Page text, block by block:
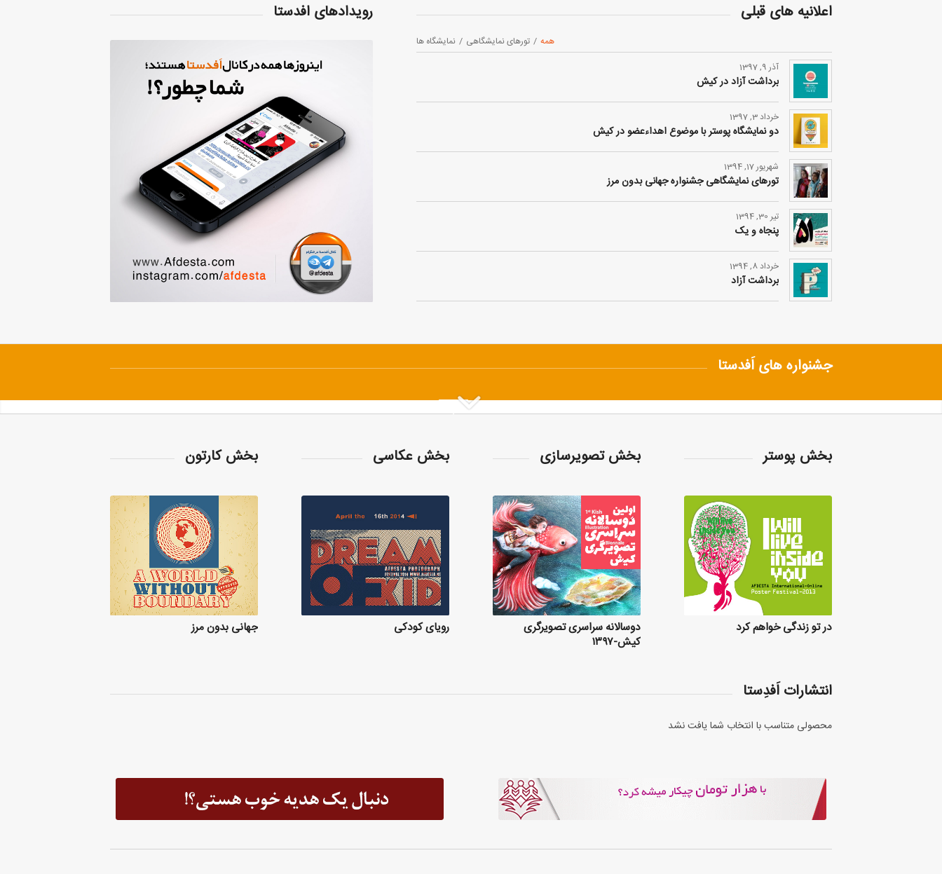
اعلانیه های قبلی
همه / تورهای نمایشگاهی / نمایشگاه ها
آذر 9, 1397
برداشت آزاد در کیش
خرداد 3, 1397
دو نمایشگاه پوستر با موضوع اهداء‌عضو در کیش
شهریور 17, 1394
تورهای نمایشگاهی جشنواره جهانی بدون مرز
تیر 30, 1394
پنجاه و یک
خرداد 8, 1394
برداشت آزاد
رویدادهای افدستا
جشنواره های اَفدستا
بخش پوستر
در تو زندگی خواهم کرد
بخش تصویرسازی
دوسالانه سراسری تصویرگری
کیش-۱۳۹۷
بخش عکاسی
رویای کودکی
بخش کارتون
جهانی بدون مرز
انتشارات اَفدِستا
محصولی متناسب با انتخاب شما یافت نشد